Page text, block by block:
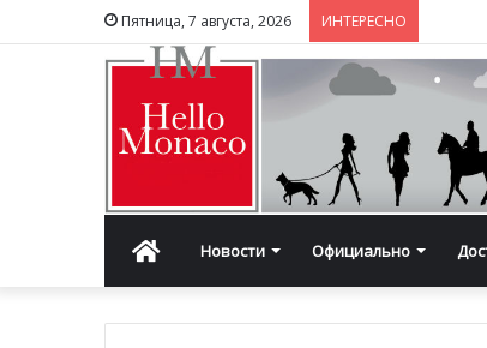
Пятница, 7 августа, 2026 ИНТЕРЕСНО
ГлавнаяНовости Официально